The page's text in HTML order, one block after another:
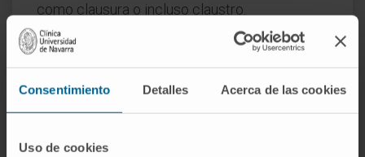
Consentimiento Detalles Acerca de las cookies
Uso de cookies
como clausura o incluso claustro.
¿Es lo mismo oclusivo que
semioclusivo?
No exactamente. El oclusivo, en sentido
estricto, es impermeable también a los gases.
El semioclusivo deja pasar oxígeno y vapor de